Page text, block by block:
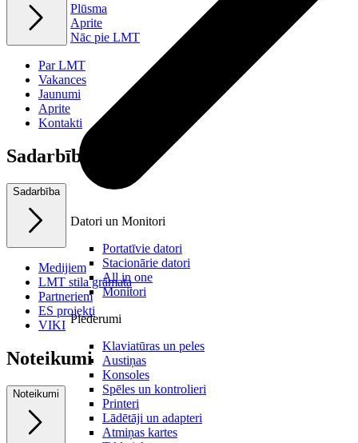
Plūsma
Aprite
Nāc pie LMT
Datori un Monitori
Portatīvie datori
Stacionārie datori
All in one
Monitori
Piederumi
Klaviatūras un peles
Austiņas
Konsoles
Spēles un kontrolieri
Printeri
Lādētāji un adapteri
Atmiņas kartes
Par LMT
Vakances
Jaunumi
Aprite
Kontakti
Sadarbība
Sadarbība
Medijiem
LMT stila grāmata
Partneriem
ES projekti
VIKI
Noteikumi
Noteikumi